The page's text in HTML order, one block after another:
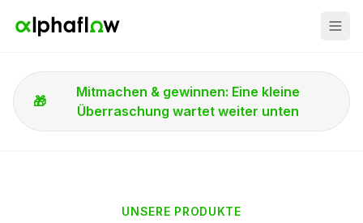
🎁
Mitmachen & gewinnen: Eine kleine
Überraschung wartet weiter unten
UNSERE PRODUKTE